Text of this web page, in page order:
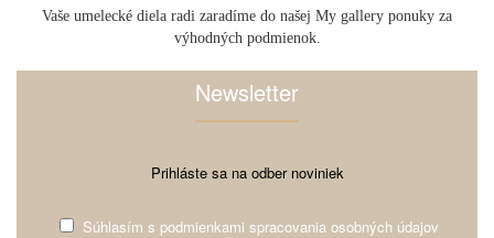
Vaše umelecké diela radi zaradíme do našej My gallery ponuky za
výhodných podmienok.
Newsletter
Prihláste sa na odber noviniek
Súhlasím s podmienkami spracovania osobných údajov